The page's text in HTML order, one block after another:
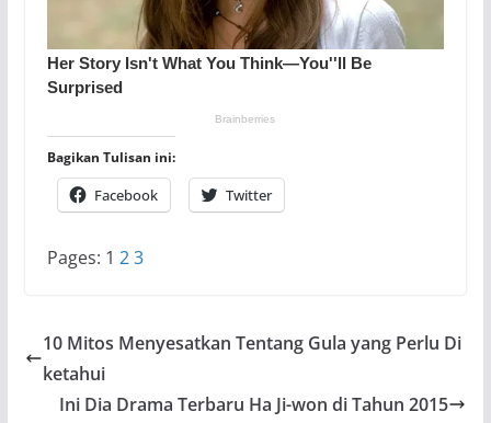
Bagikan Tulisan ini:
Facebook Twitter
Pages: 1 23
10 Mitos Menyesatkan Tentang Gula yang Perlu Di
ketahui
Ini Dia Drama Terbaru Ha Ji-won di Tahun 2015